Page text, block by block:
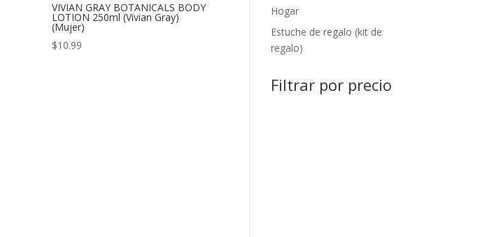
VIVIAN GRAY BOTANICALS BODY
LOTION 250ml (Vivian Gray)
(Mujer)
$10.99
Hogar
Estuche de regalo (kit de
regalo)
Filtrar por precio